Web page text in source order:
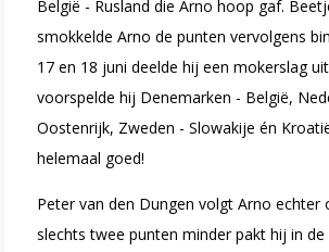
België - Rusland die Arno hoop gaf.
smokkelde Arno de punten vervolgens
17 en 18 juni deelde hij een mokerslag
voorspelde hij Denemarken - België,
Oostenrijk, Zweden - Slowakije én
helemaal goed!
Peter van den Dungen volgt Arno echter
slechts twee punten minder pakt hij in